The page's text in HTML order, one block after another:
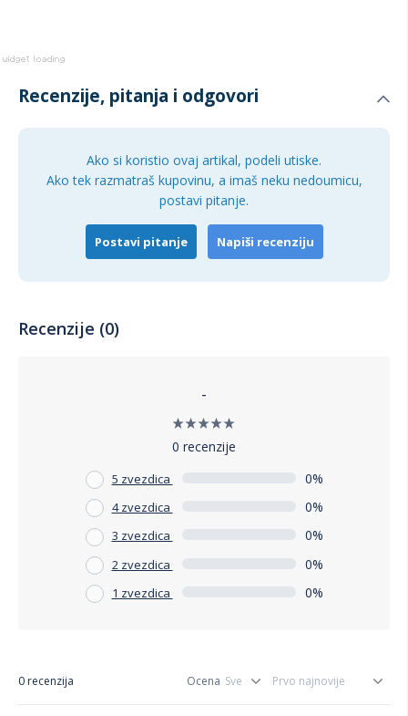
prostora. LED+ tačkasto osvetljenje na stranicama
Tehničke specifikacije
mm dubine, što ga čini pogodnim za ugradnju u standardne
kuhinjske elemente. Sa maksimalnom bukom od 38 dB(A),
ovaj frižider radi tiho, a koristi rashladno sredstvo R600a.
Njegova priključna snaga iznosi 90 W, uz napon od 220-240
V i frekvenciju od 50 Hz.
Recenzije, pitanja i odgovori
Ako si koristio ovaj artikal, podeli utiske.
Ako tek razmatraš kupovinu, a imaš neku nedoumicu,
postavi pitanje.
Postavi pitanje Napiši recenziju
Recenzije (0)
-
0 recenzije
5 zvezdica 0%
4 zvezdica 0%
3 zvezdica 0%
2 zvezdica 0%
1 zvezdica 0%
0 recenzija Ocena